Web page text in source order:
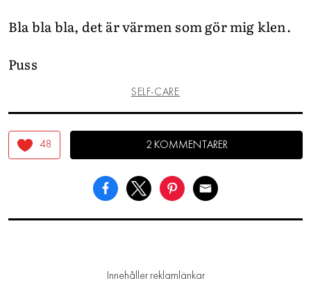
Bla bla bla, det är värmen som gör mig klen.
Puss
SELF-CARE
48 2 KOMMENTARER
Innehåller reklamlänkar